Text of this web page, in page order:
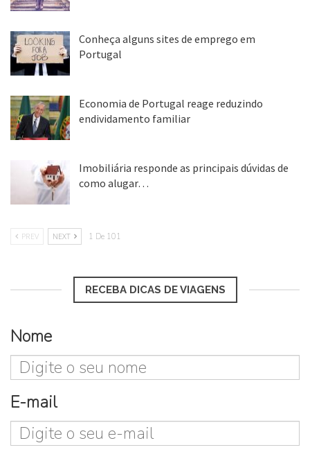
Conheça alguns sites de emprego em
Portugal
Economia de Portugal reage reduzindo
endividamento familiar
Imobiliária responde as principais dúvidas de
como alugar…
PREV NEXT 1 De 101
RECEBA DICAS DE VIAGENS
Nome
E-mail